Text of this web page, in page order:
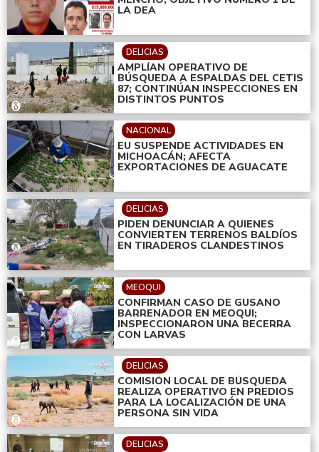
LA DEA
DELICIAS
AMPLÍAN OPERATIVO DE
BÚSQUEDA A ESPALDAS DEL CETIS
87; CONTINÚAN INSPECCIONES EN
DISTINTOS PUNTOS
NACIONAL
EU SUSPENDE ACTIVIDADES EN
MICHOACÁN; AFECTA
EXPORTACIONES DE AGUACATE
DELICIAS
PIDEN DENUNCIAR A QUIENES
CONVIERTEN TERRENOS BALDÍOS
EN TIRADEROS CLANDESTINOS
MEOQUI
CONFIRMAN CASO DE GUSANO
BARRENADOR EN MEOQUI;
INSPECCIONARON UNA BECERRA
CON LARVAS
DELICIAS
COMISIÓN LOCAL DE BÚSQUEDA
REALIZA OPERATIVO EN PREDIOS
PARA LA LOCALIZACIÓN DE UNA
PERSONA SIN VIDA
DELICIAS